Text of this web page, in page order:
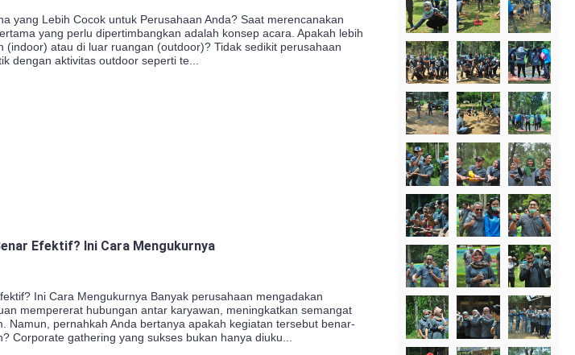
yang Lebih Cocok untuk Perusahaan Anda? Saat merencanakan
yang perlu dipertimbangkan adalah konsep acara. Apakah lebih
(indoor) atau di luar ruangan (outdoor)? Tidak sedikit perusahaan
dengan aktivitas outdoor seperti te...
Efektif? Ini Cara Mengukurnya
Ini Cara Mengukurnya Banyak perusahaan mengadakan
mempererat hubungan antar karyawan, meningkatkan semangat
Namun, pernahkah Anda bertanya apakah kegiatan tersebut benar-
Corporate gathering yang sukses bukan hanya diuku...